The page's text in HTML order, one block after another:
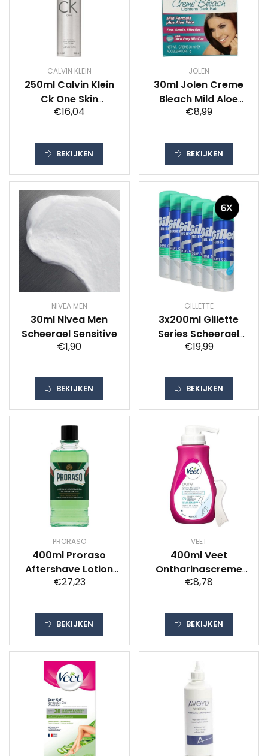
CALVIN KLEIN
250ml Calvin Klein
Ck One Skin
Moisturizer Man
€16,04
BEKIJKEN
JOLEN
30ml Jolen Creme
Bleach Mild Aloe
Vera
€8,99
BEKIJKEN
NIVEA MEN
30ml Nivea Men
Scheergel Sensitive
€1,90
BEKIJKEN
GILLETTE
3x200ml Gillette
Series Scheergel
Sensitive 3-Pack
€19,99
BEKIJKEN
PRORASO
400ml Proraso
Aftershave Lotion
Gro
€27,23
BEKIJKEN
VEET
400ml Veet
Ontharingscreme
Pomp Gevoelige
€8,78
BEKIJKEN